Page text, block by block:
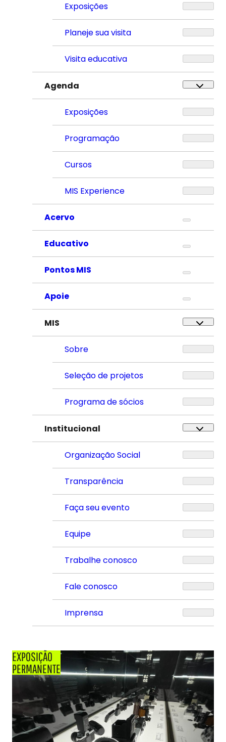
Exposições
Planeje sua visita
Visita educativa
Agenda
Exposições
Programação
Cursos
MIS Experience
Acervo
Educativo
Pontos MIS
Apoie
MIS
Sobre
Seleção de projetos
Programa de sócios
Institucional
Organização Social
Transparência
Faça seu evento
Equipe
Trabalhe conosco
Fale conosco
Imprensa
EXPOSIÇÃO
PERMANENTE